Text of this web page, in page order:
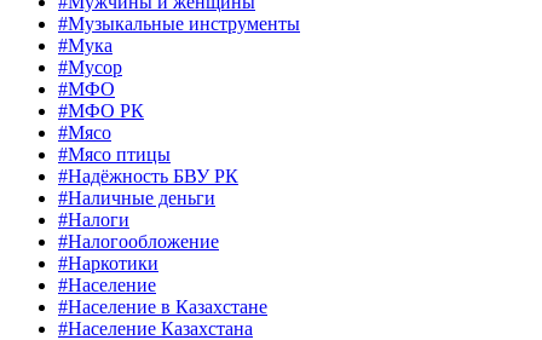
#Музыкальные инструменты
#Мука
#Мусор
#МФО
#МФО РК
#Мясо
#Мясо птицы
#Надёжность БВУ РК
#Наличные деньги
#Налоги
#Налогообложение
#Наркотики
#Население
#Население в Казахстане
#Население Казахстана